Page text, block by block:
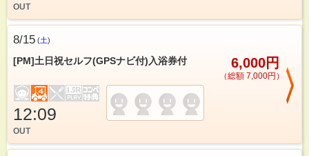
OUT
8/15 (土)
[PM]土日祝セルフ(GPSナビ付)入浴券付 6,000円
（総額 7,000円）
12:09
OUT